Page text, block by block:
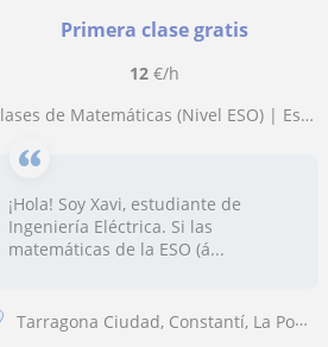
Primera clase gratis
12€/h
Clases de Matemáticas (Nivel ESO) | Estudiante de Ingeniería
¡Hola! Soy Xavi, estudiante de
Ingeniería Eléctrica. Si las
matemáticas de la ESO (á...
Tarragona Ciudad, Constantí, La Pobla de Mafumet, Tarragona (Ciudad), ...